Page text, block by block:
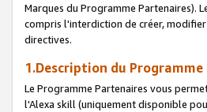
Marques du Programme Partenaires).
compris l'interdiction de créer,
directives.
1.Description du
Le Programme Partenaires vous
l'Alexa skill (uniquement disponible